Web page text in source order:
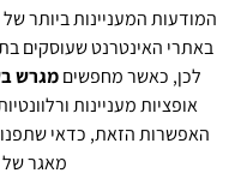
המודעות המעניינות ביותר
באתרי האינטרנט שעוסקים
לכן, כאשר מחפשיםמגרש
אופציות מעניינות
האפשרות הזאת, כדאי שתפנו
מאגר